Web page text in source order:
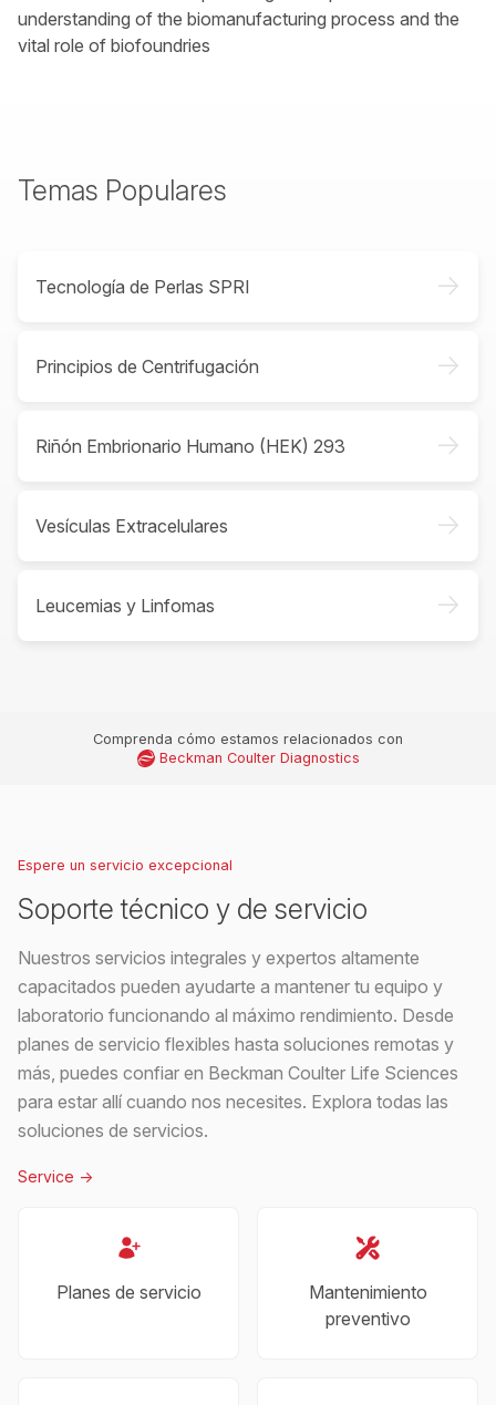
understanding of the biomanufacturing process and the
vital role of biofoundries
Temas Populares
Tecnología de Perlas SPRI ->
Principios de Centrifugación ->
Riñón Embrionario Humano (HEK) 293 ->
Vesículas Extracelulares ->
Leucemias y Linfomas ->
Comprenda cómo estamos relacionados con
Beckman Coulter Diagnostics
Espere un servicio excepcional
Soporte técnico y de servicio
Nuestros servicios integrales y expertos altamente
capacitados pueden ayudarte a mantener tu equipo y
laboratorio funcionando al máximo rendimiento. Desde
planes de servicio flexibles hasta soluciones remotas y
más, puedes confiar en Beckman Coulter Life Sciences
para estar allí cuando nos necesites. Explora todas las
soluciones de servicios.
Service ->
Planes de servicio
Mantenimiento
preventivo